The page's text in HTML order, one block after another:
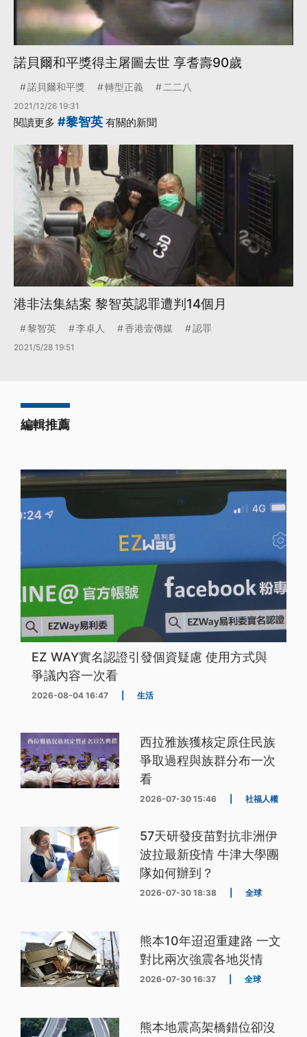
諾貝爾和平獎得主屠圖去世 享耆壽90歲
諾貝爾和平獎 轉型正義 二二八
2021/12/26 19:31
閱讀更多 #黎智英 有關的新聞
港非法集結案 黎智英認罪遭判14個月
黎智英 李卓人 香港壹傳媒 認罪
2021/5/28 19:51
編輯推薦
EZ WAY實名認證引發個資疑慮 使用方式與
爭議內容一次看
2026-08-04 16:47 生活
西拉雅族獲核定原住民族
爭取過程與族群分布一次
看
2026-07-30 15:46 社福人權
57天研發疫苗對抗非洲伊
波拉最新疫情 牛津大學團
隊如何辦到？
2026-07-30 18:38 全球
熊本10年迢迢重建路 一文
對比兩次強震各地災情
2026-07-30 16:37 全球
熊本地震高架橋錯位卻沒